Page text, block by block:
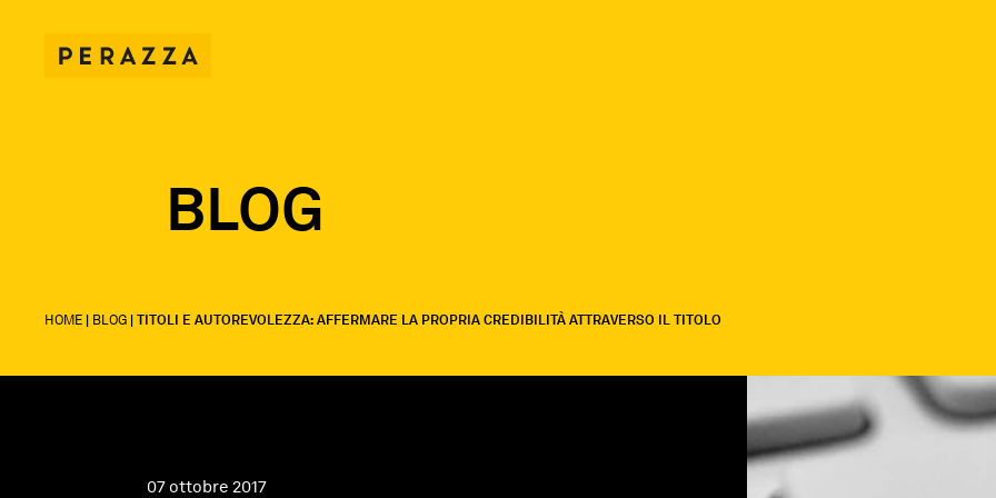
BLOG
HOME BLOG TITOLI E AUTOREVOLEZZA: AFFERMARE LA PROPRIA CREDIBILITÀ ATTRAVERSO IL TITOLO
07 ottobre 2017